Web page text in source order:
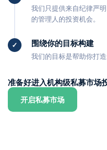
我们只提供来自纪律严
的管理人的投资机会。
围绕你的目标构建
我们的目标是帮助你打
准备好进入机构级私募市场
开启私募市场